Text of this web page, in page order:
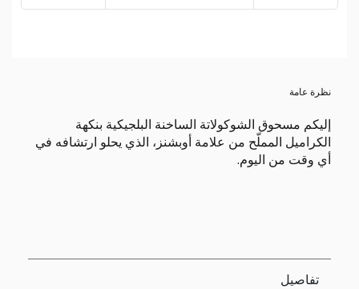
نظرة عامة
إليكم مسحوق الشوكولاتة الساخنة البلجيكية بنكهة
الكراميل المملّح من علامة أوبشنز، الذي يحلو ارتشافه في
أي وقت من اليوم.
تفاصيل